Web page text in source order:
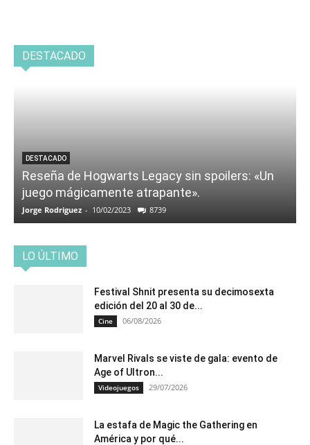
DESTACADO
DESTACADO
Reseña de Hogwarts Legacy sin spoilers: «Un
juego mágicamente atrapante».
Jorge Rodriguez - 10/02/2023 8739
LO ÚLTIMO
Festival Shnit presenta su decimosexta
edición del 20 al 30 de...
Cine 06/08/2026
Marvel Rivals se viste de gala: evento de
Age of Ultron...
Videojuegos 29/07/2026
La estafa de Magic the Gathering en
América y por qué...